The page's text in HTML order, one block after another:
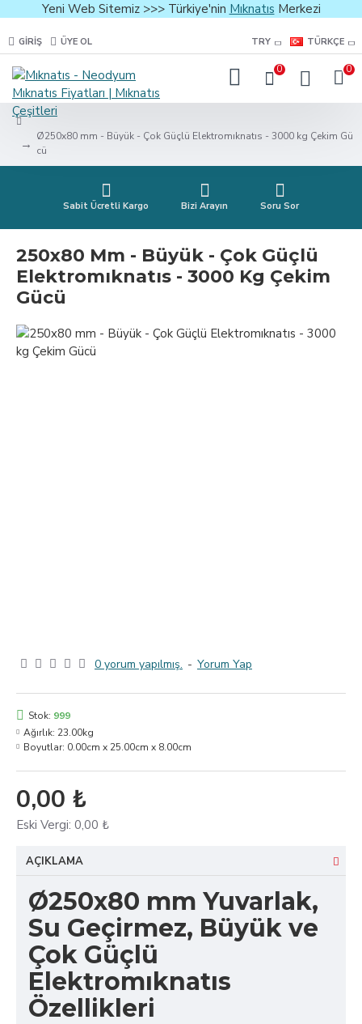
Yeni Web Sitemiz >>> Türkiye'nin Mıknatıs Merkezi
GIRIŞ ÜYE OL TRY TÜRKÇE
0 0
Ø250x80 mm - Büyük - Çok Güçlü Elektromıknatıs - 3000 kg Çekim Gü
cü
Sabit Ücretli Kargo Bizi Arayın Soru Sor
250x80 Mm - Büyük - Çok Güçlü
Elektromıknatıs - 3000 Kg Çekim
Gücü
0 yorum yapılmış. - Yorum Yap
0,00 ₺
Eski Vergi: 0,00 ₺
Stok: 999
Ağırlık: 23.00kg
Boyutlar: 0.00cm x 25.00cm x 8.00cm
AÇIKLAMA
Ø250x80 mm Yuvarlak,
Su Geçirmez, Büyük ve
Çok Güçlü
Elektromıknatıs
Özellikleri